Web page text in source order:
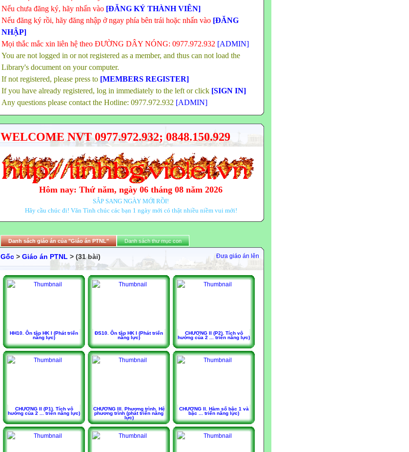
Nếu chưa đăng ký, hãy nhấn vào [ĐĂNG KÝ THÀNH VIÊN]
Nếu đăng ký rồi, hãy đăng nhập ở ngay phía bên trái hoặc nhấn vào [ĐĂNG
NHẬP]
Mọi thắc mắc xin liên hệ theo ĐƯỜNG DÂY NÓNG: 0977.972.932 [ADMIN]
You are not logged in or not registered as a member, and thus can not load the
Library's document on your computer.
If not registered, please press to [MEMBERS REGISTER]
If you have already registered, log in immediately to the left or click [SIGN IN]
Any questions please contact the Hotline: 0977.972.932 [ADMIN]
WELCOME NVT 0977.972.932; 0848.150.929
Hôm nay: Thứ năm, ngày 06 tháng 08 năm 2026
SẮP SANG NGÀY MỚI RỒI!
Hãy cầu chúc đi! Văn Tình chúc các bạn 1 ngày mới có thật nhiều niềm vui mới!
Danh sách giáo án của "Giáo án PTNL" Danh sách thư mục con
Đưa giáo án lên
Gốc > Giáo án PTNL > (31 bài)
HH10. Ôn tập HK I (Phát triển
năng lực)
ĐS10. Ôn tập HK I (Phát triển
năng lực)
CHƯƠNG II (P2). Tích vô
hướng của 2 ... triển năng lực)
CHƯƠNG II (P1). Tích vô
hướng của 2 ... triển năng lực)
CHƯƠNG III. Phương trình. Hệ
phương trình (phát triển năng
lực)
CHƯƠNG II. Hàm số bậc 1 và
bậc ... triển năng lực)